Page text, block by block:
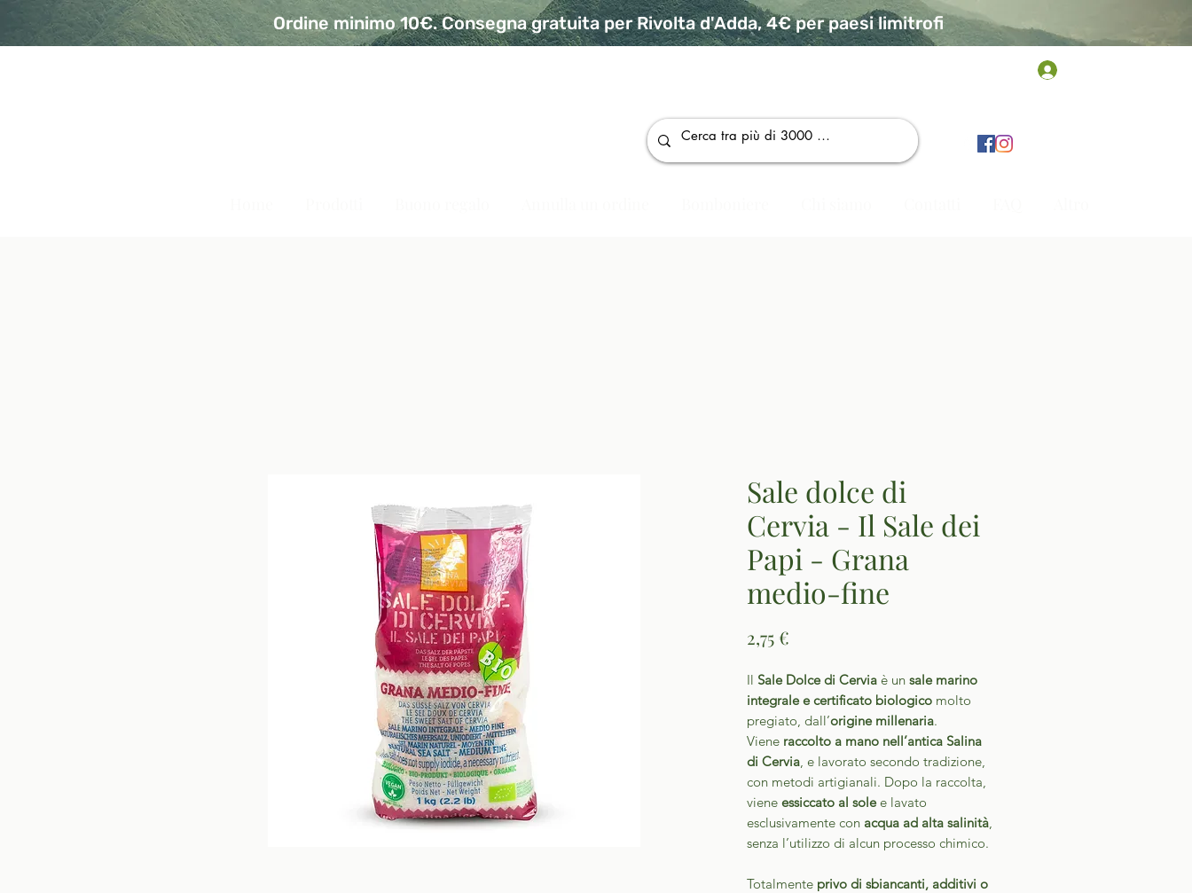
Ordine minimo 10€. Consegna gratuita per Rivolta d'Adda, 4€ per paesi limitrofi
Sale dolce di
Cervia - Il Sale dei
Papi - Grana
medio-fine
2,75 €
Il Sale Dolce di Cervia è un sale marino
integrale e certificato biologico molto
pregiato, dall’origine millenaria.
Viene raccolto a mano nell’antica Salina
di Cervia , e lavorato secondo tradizione,
con metodi artigianali. Dopo la raccolta,
viene essiccato al solee lavato
esclusivamente con acqua ad alta salinità
senza l’utilizzo di alcun processo chimico.
Totalmente privo di sbiancanti, additivi o